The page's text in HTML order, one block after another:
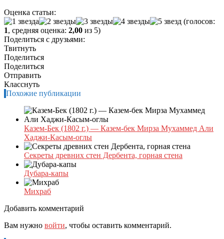
Оценка статьи:
(голосов:
1, средняя оценка: 2,00 из 5)
Поделиться с друзьями:
Твитнуть
Поделиться
Поделиться
Отправить
Класснуть
Похожие публикации
Казем-Бек (1802 г.) — Казем-бек Мирза Мухаммед Али
Хаджи-Касым-оглы
Секреты древних стен Дербента, горная стена
Дубара-капы
Михраб
Добавить комментарий
Вам нужно войти, чтобы оставить комментарий.